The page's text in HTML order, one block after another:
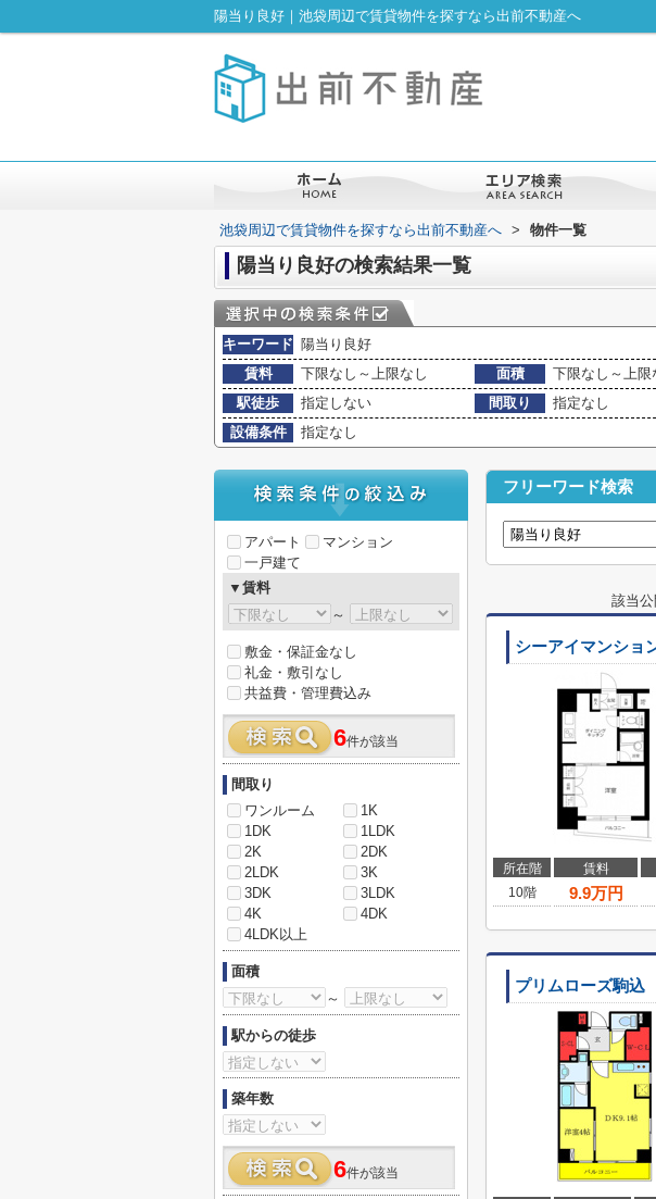
陽当り良好｜池袋周辺で賃貸物件を探すなら出前不動産へ
池袋周辺で賃貸物件を探すなら出前不動産へ > 物件一覧
陽当り良好の検索結果一覧
キーワード 陽当り良好
賃料
下限なし～上限なし 面積 下限なし～上限
駅徒歩
指定しない 間取り
指定なし
設備条件
指定なし
フリーワード検索
該当
シーアイマンショ
所在階 賃料
10階
9.9万円
プリムローズ駒込
アパート
マンション
一戸建て
▼賃料
～
敷金・保証金なし
礼金・敷引なし
共益費・管理費込み
6件が該当
間取り
ワンルーム
1K
1DK
1LDK
2K
2DK
2LDK
3K
3DK
3LDK
4K
4DK
4LDK以上
面積
～
駅からの徒歩
築年数
6件が該当